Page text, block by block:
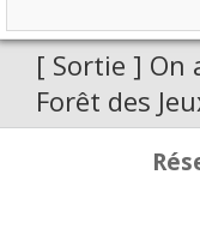
[ Sortie ] On
Forêt des